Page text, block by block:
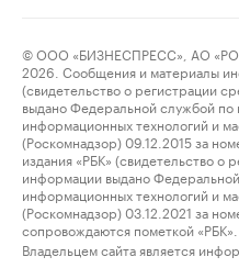
© ООО «БИЗНЕСПРЕСС», АО
2026. Сообщения и материалы
(свидетельство о регистрации
выдано Федеральной службой по
информационных технологий и
(Роскомнадзор) 09.12.2015 за
издания «РБК» (свидетельство о
информации выдано
информационных технологий и
(Роскомнадзор) 03.12.2021 за
сопровождаются пометкой «РБК».
Владельцем сайта является